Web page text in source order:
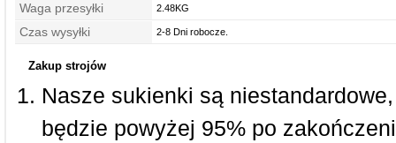
Waga przesyłki 2.48KG
Czas wysyłki 2-8 Dni robocze.
Zakup strojów
Nasze sukienki są
będzie powyżej 95% po